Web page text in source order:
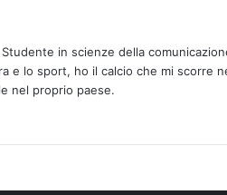
in scienze della
e lo sport, ho il calcio che mi scorre
nel proprio paese.